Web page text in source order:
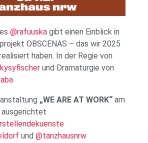
@rafuuska gibt einen Einblick in
t OBSCENAS – das wir 2025
haben. In der Regie von
und Dramaturgie von
„WE ARE AT WORK“ am
und @tanzhausnrw